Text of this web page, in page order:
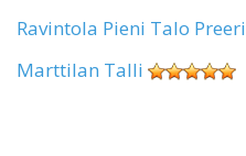
Ravintola Pieni Talo
Marttilan Talli